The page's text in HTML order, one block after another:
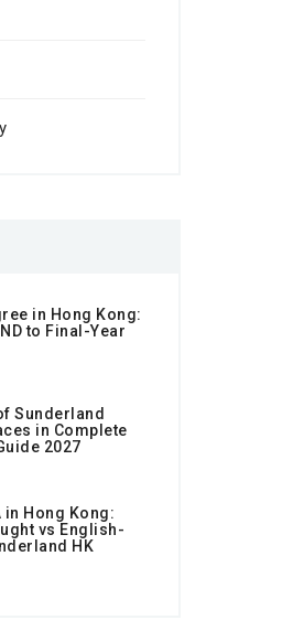
in Hong Kong:
to Final-Year
Sunderland
in Complete
2027
in Hong Kong:
vs English-
HK